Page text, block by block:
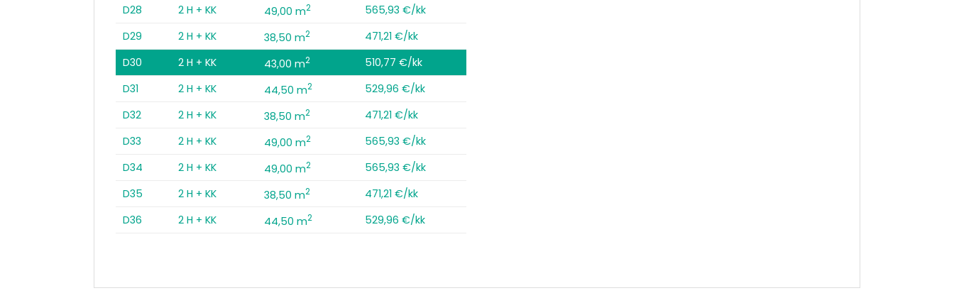
D28
2 H + KK 49,00 m2
565,93 €/kk
D29
2 H + KK 38,50 m2
471,21 €/kk
D30
2 H + KK 43,00 m2
510,77 €/kk
D31
2 H + KK 44,50 m2
529,96 €/kk
D32
2 H + KK 38,50 m2
471,21 €/kk
D33
2 H + KK 49,00 m2
565,93 €/kk
D34
2 H + KK 49,00 m2
565,93 €/kk
D35
2 H + KK 38,50 m2
471,21 €/kk
D36
2 H + KK 44,50 m2 529,96 €/kk